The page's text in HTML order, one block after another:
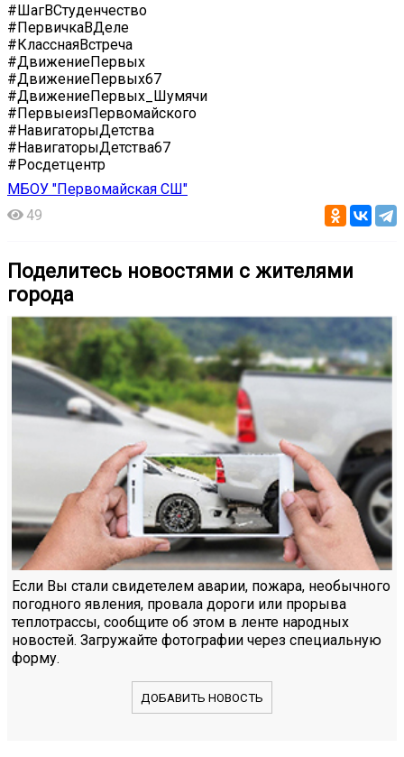
#ШагВСтуденчество
#ПервичкаВДеле
#КласснаяВстреча
#ДвижениеПервых
#ДвижениеПервых67
#ДвижениеПервых_Шумячи
#ПервыеизПервомайского
#НавигаторыДетства
#НавигаторыДетства67
#Росдетцентр
МБОУ "Первомайская СШ"
49
Поделитесь новостями с жителями
города
Если Вы стали свидетелем аварии, пожара, необычного
погодного явления, провала дороги или прорыва
теплотрассы, сообщите об этом в ленте народных
новостей. Загружайте фотографии через специальную
форму.
ДОБАВИТЬ НОВОСТЬ